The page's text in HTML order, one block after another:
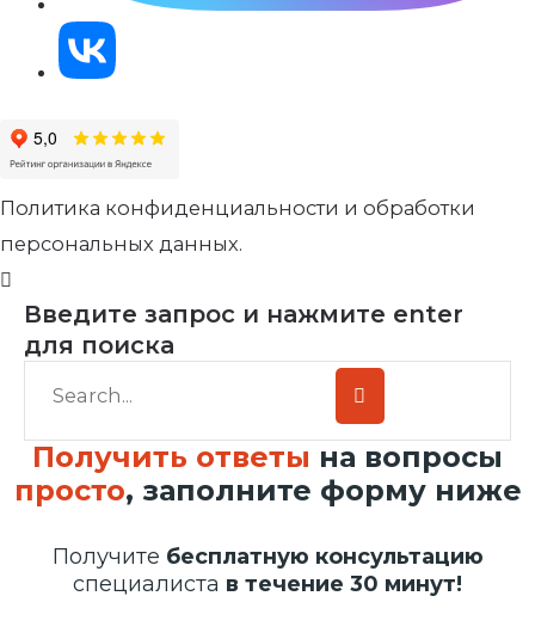
Политика конфиденциальности и обработки
персональных данных.
Введите запрос и нажмите enter
для поиска
Получить ответы на вопросы
просто, заполните форму ниже
Получите бесплатную консультацию
специалиста в течение 30 минут!